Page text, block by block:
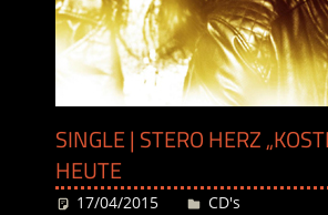
SINGLE | STERO HERZ
HEUTE
17/04/2015 Desiree
CD's